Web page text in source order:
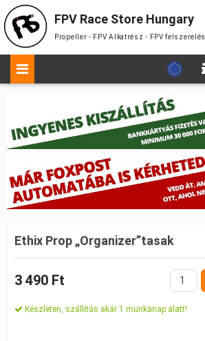
FPV Race Store Hungary
Propeller - FPV Alkatrész - FPV felszerelés
Ethix Prop „Organizer”tasak
3 490 Ft
Készleten, szállítás akár 1 munkanap alatt!